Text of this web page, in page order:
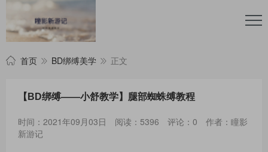
首页 BD绑缚美学 正文
【BD绑缚——小舒教学】腿部蜘蛛缚教程
时间：2021年09月03日 阅读：5396 评论：0
作者：瞳影
新游记